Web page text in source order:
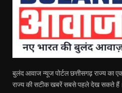
बुलंद आवाज न्यूज पोर्टल छत्तीसगढ़ राज्य का
राज्य की सटीक खबरें सबसे पहले देख सकते हैं।